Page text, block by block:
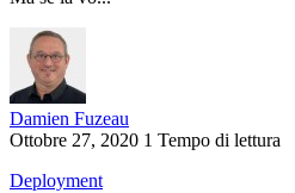
Damien Fuzeau
Ottobre 27, 2020 1 Tempo di lettura
Deployment